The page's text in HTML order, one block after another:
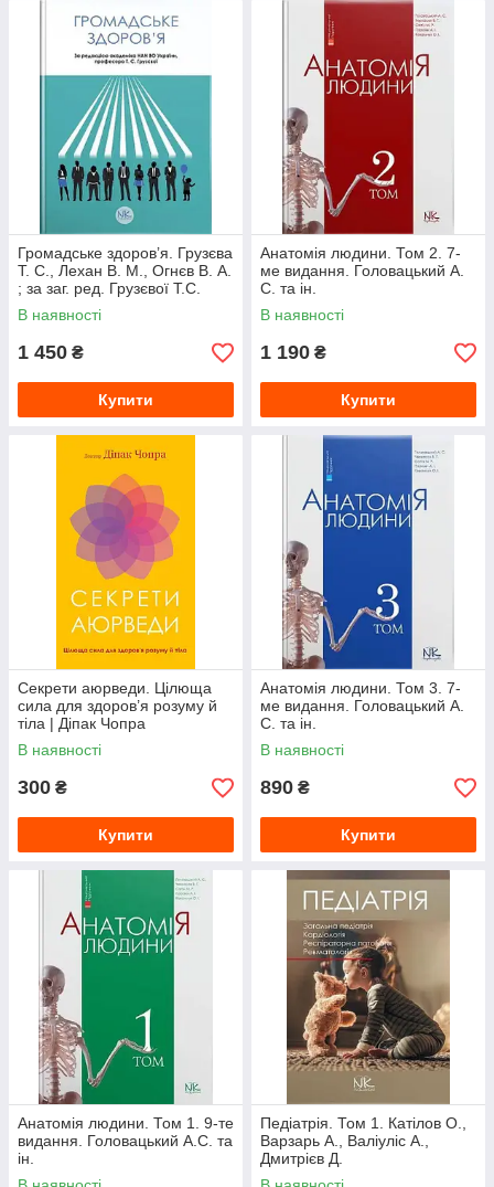
Громадське здоров’я. Грузєва
Т. С., Лехан В. М., Огнєв В. А.
; за заг. ред. Грузєвої Т.С.
В наявності
1 450 ₴
Купити
Анатомія людини. Том 2. 7-
ме видання. Головацький А.
С. та ін.
В наявності
1 190 ₴
Купити
Секрети аюрведи. Цілюща
сила для здоров’я розуму й
тіла | Діпак Чопра
В наявності
300 ₴
Купити
Анатомія людини. Том 3. 7-
ме видання. Головацький А.
С. та ін.
В наявності
890 ₴
Купити
Анатомія людини. Том 1. 9-те
видання. Головацький А.С. та
ін.
Педіатрія. Том 1. Катілов О.,
Варзарь А., Валіуліс А.,
Дмитрієв Д.